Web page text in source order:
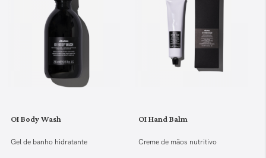
OI Body Wash
Gel de banho hidratante
OI Hand Balm
Creme de mãos nutritivo